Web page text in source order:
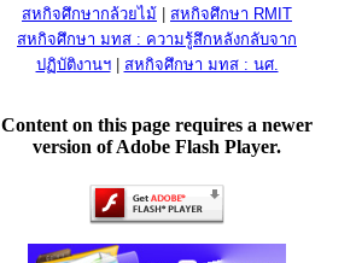
สหกิจศึกษากล้วยไม้
สหกิจศึกษา RMIT
สหกิจศึกษา มทส : ความรู้สึกหลังกลับจาก
ปฏิบัติงานฯ| สหกิจศึกษา มทส : นศ.
Content on this page requires a newer
version of Adobe Flash Player.